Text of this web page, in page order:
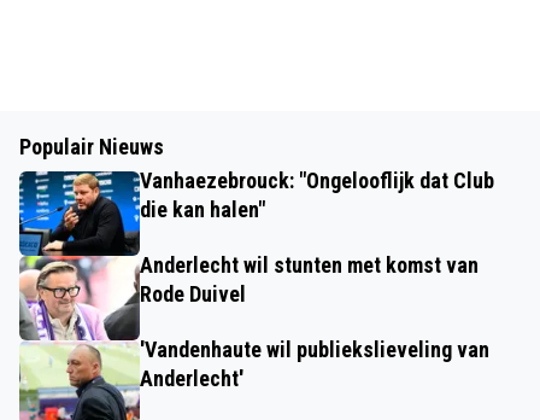
Populair Nieuws
Vanhaezebrouck: "Ongelooflijk dat Club
die kan halen"
Anderlecht wil stunten met komst van
Rode Duivel
'Vandenhaute wil publiekslieveling van
Anderlecht'